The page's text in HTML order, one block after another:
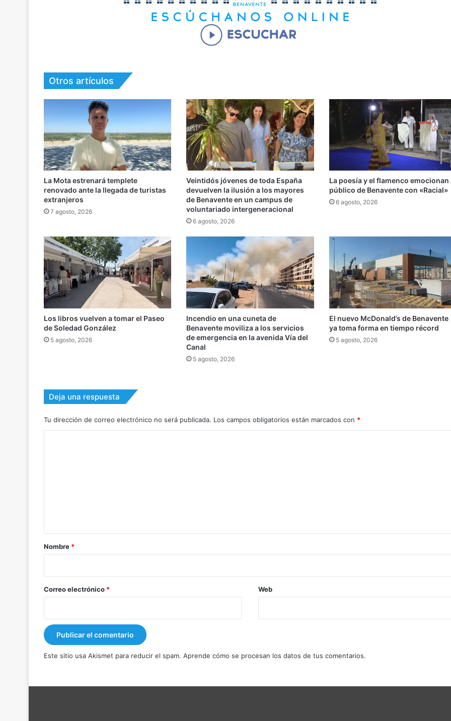
Otros artículos
La Mota estrenará templete
renovado ante la llegada de turistas
extranjeros
7 agosto, 2026
Veintidós jóvenes de toda España
devuelven la ilusión a los mayores
de Benavente en un campus de
voluntariado intergeneracional
6 agosto, 2026
La poesía y el flamenco emocionan
público de Benavente con «Racial»
6 agosto, 2026
Los libros vuelven a tomar el Paseo
de Soledad González
5 agosto, 2026
Incendio en una cuneta de
Benavente moviliza a los servicios
de emergencia en la avenida Vía del
Canal
5 agosto, 2026
El nuevo McDonald’s de Benavente
ya toma forma en tiempo récord
5 agosto, 2026
Deja una respuesta
Tu dirección de correo electrónico no será publicada. Los campos obligatorios están marcados con *
r
*
Nombre *
Correo electrónico * Web
Este sitio usa Akismet para reducir el spam. Aprende cómo se procesan los datos de tus comentarios.